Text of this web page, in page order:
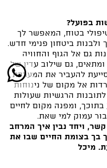
בפועל?
בטוח, המאפשר לך
ביטחון פנימי חדש.
גם אל הגוף והחוויה
גם שילוב עדין של
להעביר את המערכת
אל מקום של נינוחות
הרגשיות שעולות
ומפנה מקום לחיים
עמוק למי שאת.
ויחד נבין איך המרחב
בך בצומת החיים שבו את
מיכל